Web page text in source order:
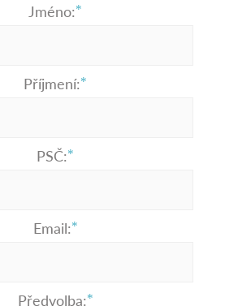
Jméno:
Příjmení:
PSČ:
Email:
Předvolba: